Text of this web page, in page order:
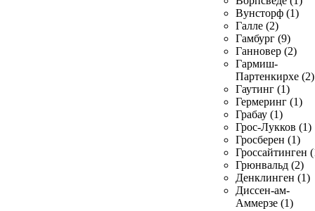
Вунсторф (1)
Галле (2)
Гамбург (9)
Ганновер (2)
Гармиш-
Партенкирхе (2)
Гаутинг (1)
Гермеринг (1)
Грабау (1)
Грос-Лукков (1)
Гросберен (1)
Гроссайтинген
Грюнвальд (2)
Денклинген (1)
Диссен-ам-
Аммерзе (1)